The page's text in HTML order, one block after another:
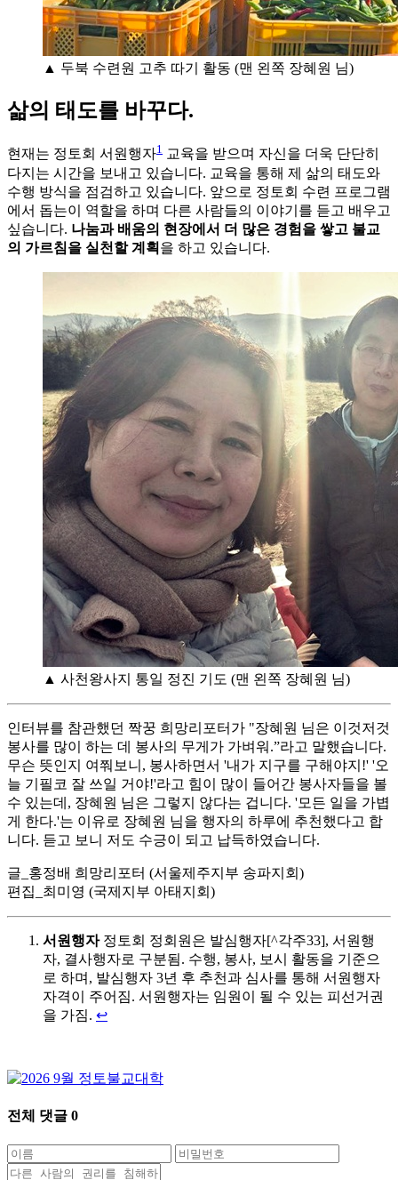
▲ 두북 수련원 고추 따기 활동 (맨 왼쪽 장혜원 님)
삶의 태도를 바꾸다.
현재는 정토회 서원행자1 교육을 받으며 자신을 더욱 단단히
다지는 시간을 보내고 있습니다. 교육을 통해 제 삶의 태도와
수행 방식을 점검하고 있습니다. 앞으로 정토회 수련 프로그램
에서 돕는이 역할을 하며 다른 사람들의 이야기를 듣고 배우고
싶습니다. 나눔과 배움의 현장에서 더 많은 경험을 쌓고 불교
의 가르침을 실천할 계획 을 하고 있습니다.
▲ 사천왕사지 통일 정진 기도 (맨 왼쪽 장혜원 님)
인터뷰를 참관했던 짝꿍 희망리포터가 "장혜원 님은 이것저것
봉사를 많이 하는 데 봉사의 무게가 가벼워.”라고 말했습니다.
무슨 뜻인지 여쭤보니, 봉사하면서 '내가 지구를 구해야지!' '오
늘 기필코 잘 쓰일 거야!'라고 힘이 많이 들어간 봉사자들을 볼
수 있는데, 장혜원 님은 그렇지 않다는 겁니다. '모든 일을 가볍
게 한다.'는 이유로 장혜원 님을 행자의 하루에 추천했다고 합
니다. 듣고 보니 저도 수긍이 되고 납득하였습니다.
글_홍정배 희망리포터 (서울제주지부 송파지회)
편집_최미영 (국제지부 아태지회)
서원행자정토회 정회원은 발심행자[^각주33], 서원행
자, 결사행자로 구분됨. 수행, 봉사, 보시 활동을 기준으
로 하며, 발심행자 3년 후 추천과 심사를 통해 서원행자
자격이 주어짐. 서원행자는 임원이 될 수 있는 피선거권
을 가짐. ↩
전체 댓글 0